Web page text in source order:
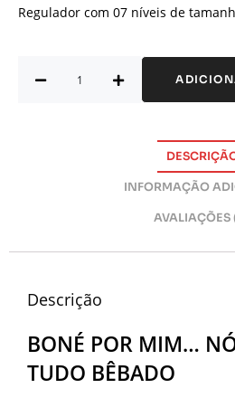
Regulador com 07 níveis de
INFORMAÇÃO
AVALIAÇÕES
Descrição
BONÉ POR MIM…
TUDO BÊBADO